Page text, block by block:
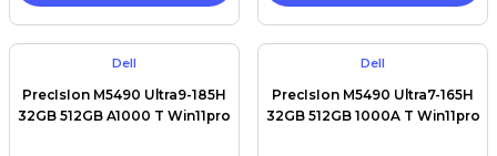
Dell
PrecIsIon M5490 Ultra9-185H
32GB 512GB A1000 T Win11pro
Dell
PrecIsIon M5490 Ultra7-165H
32GB 512GB 1000A T Win11pro